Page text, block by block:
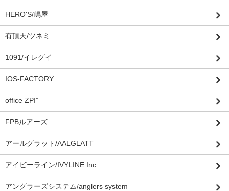
HERO'S/嶋屋
有頂天/ツネミ
1091/イレグイ
IOS-FACTORY
office ZPI”
FPBルアーズ
アールグラット/AALGLATT
アイビーライン/IVYLINE.Inc
アングラーズシステム/anglers system